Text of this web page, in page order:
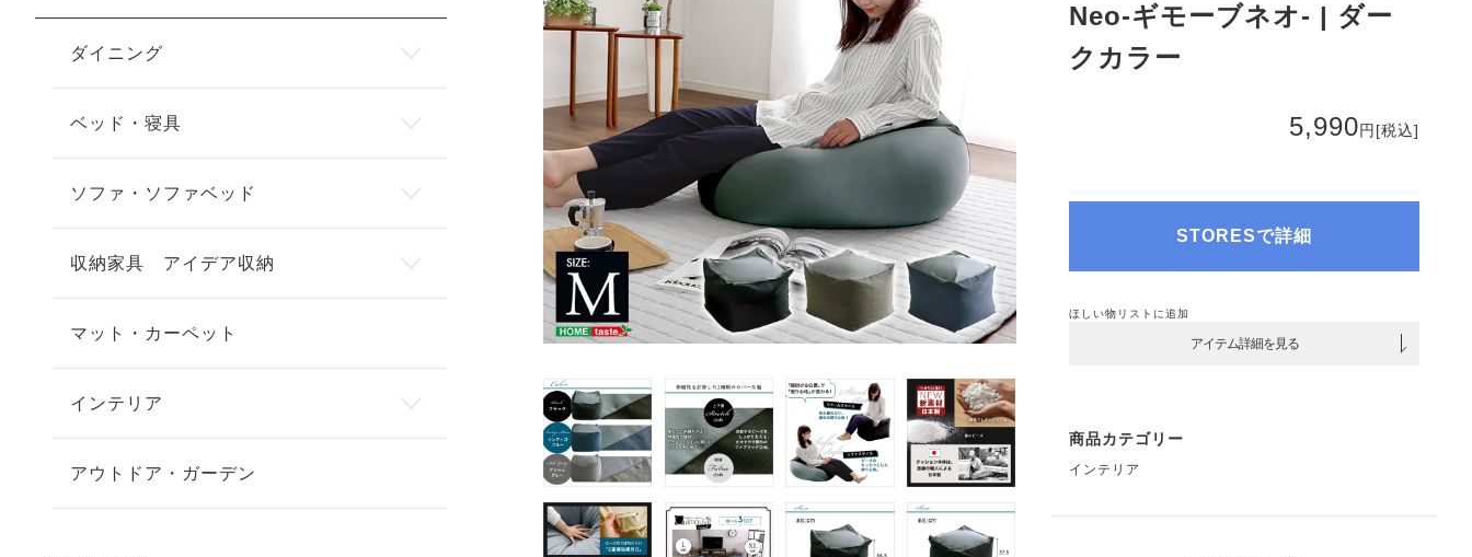
アウトドア・ガーデ
Neo-ギモーブネオ- | ダー
クカラー
5,990円 [税込]
STORESで詳細
ほしい物リストに追加
アイテム詳細を見る
商品カテゴリー
インテリア
ダイニング
ベッド・寝具
ソファ・ソファベッド
収納家具 アイデア収納
マット・カーペット
インテリア
アウトドア・ガーデン